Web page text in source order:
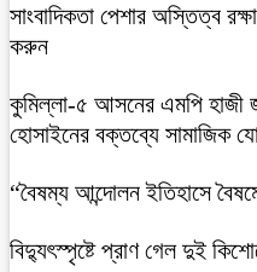
সাংবাদিকতা পেশার অস্তিত্ব
করুন
কুমিল্লা-৫ আসনের এমপি হাজী
হোসাইনের বক্তব্যে সামাজিক
“বৈষম্য আন্দোলন ইতিহাসে
বিদ্যুৎস্পৃষ্টে প্রাণ গেল দুই